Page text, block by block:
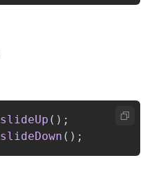
slideUp ();
slideDown ();